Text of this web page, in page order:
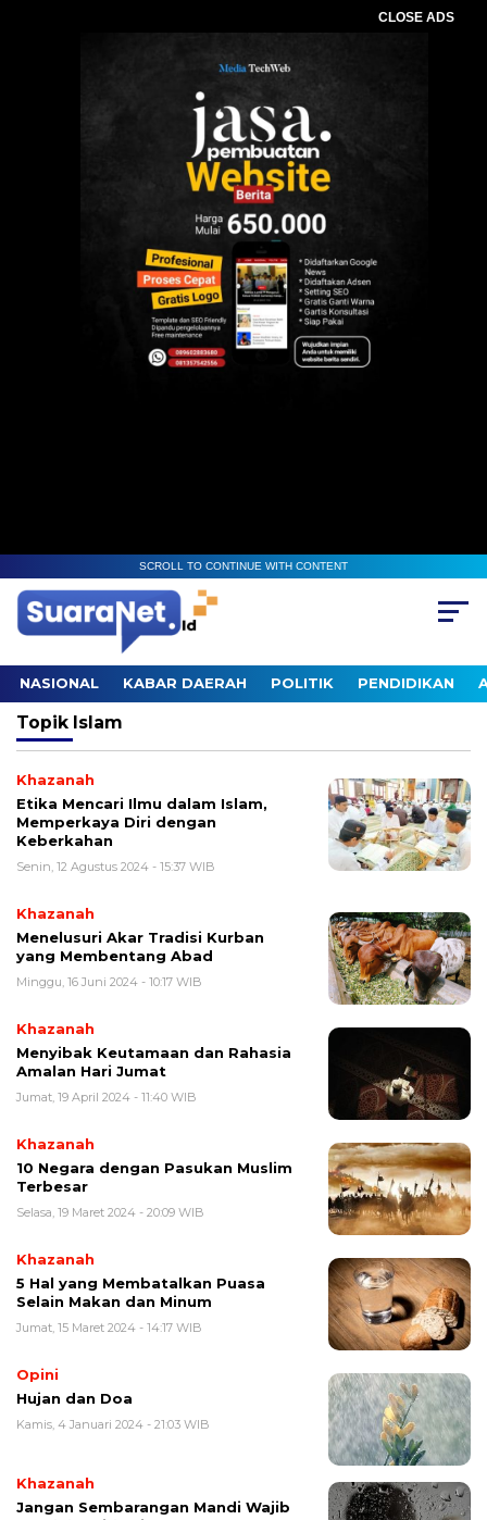
CLOSE ADS
SCROLL TO CONTINUE WITH CONTENT
NASIONAL KABAR DAERAH POLITIK PENDIDIKAN
Topik Islam
Khazanah
Etika Mencari Ilmu dalam Islam,
Memperkaya Diri dengan
Keberkahan
Senin, 12 Agustus 2024 - 15:37 WIB
Khazanah
Menelusuri Akar Tradisi Kurban
yang Membentang Abad
Minggu, 16 Juni 2024 - 10:17 WIB
Khazanah
Menyibak Keutamaan dan Rahasia
Amalan Hari Jumat
Jumat, 19 April 2024 - 11:40 WIB
Khazanah
10 Negara dengan Pasukan Muslim
Terbesar
Selasa, 19 Maret 2024 - 20:09 WIB
Khazanah
5 Hal yang Membatalkan Puasa
Selain Makan dan Minum
Jumat, 15 Maret 2024 - 14:17 WIB
Opini
Hujan dan Doa
Kamis, 4 Januari 2024 - 21:03 WIB
Khazanah
Jangan Sembarangan Mandi Wajib